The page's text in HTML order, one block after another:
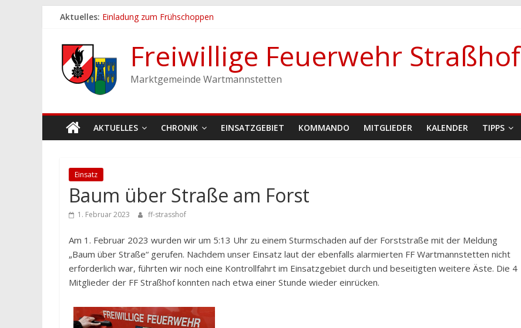
Zum
springen
Aktuelles: Einladung zum Frühschoppen
Feuerwehrfest 2026
Ferienspiel der Marktgemeinde Wartmannstetten
Freiwillige Feuerwehr Straßhof
Marktgemeinde Wartmannstetten
AKTUELLES CHRONIK EINSATZGEBIET KOMMANDO MITGLIEDER KALENDER TIPPS
Einsatz
Baum über Straße am Forst
1. Februar 2023 ff-strasshof
Am 1. Februar 2023 wurden wir um 5:13 Uhr zu einem Sturmschaden auf der Forststraße mit der Meldung
„Baum über Straße“ gerufen. Nachdem unser Einsatz laut der ebenfalls alarmierten FF Wartmannstetten nicht
erforderlich war, führten wir noch eine Kontrollfahrt im Einsatzgebiet durch und beseitigten weitere Äste. Die 4
Mitglieder der FF Straßhof konnten nach etwa einer Stunde wieder einrücken.